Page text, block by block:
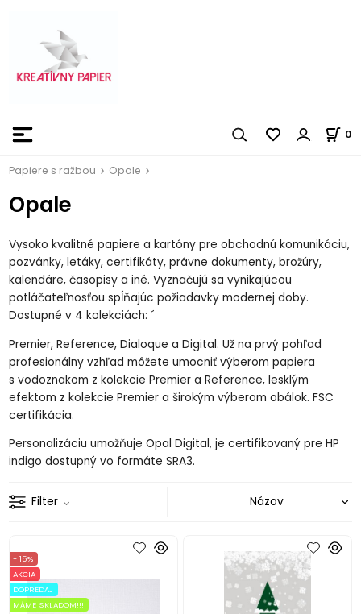
0
Papiere s ražbou Opale
Opale
Vysoko kvalitné papiere a kartóny pre obchodnú komunikáciu,
pozvánky, letáky, certifikáty, právne dokumenty, brožúry,
kalendáre, časopisy a iné. Vyznačujú sa vynikajúcou
potláčateľnosťou spĺňajúc požiadavky modernej doby.
Dostupné v 4 kolekciách: ´
Premier, Reference, Dialoque a Digital. Už na prvý pohľad
profesionálny vzhľad môžete umocniť výberom papiera
s vodoznakom z kolekcie Premier a Reference, lesklým
efektom z kolekcie Premier a širokým výberom obálok. FSC
certifikácia.
Personalizáciu umožňuje Opal Digital, je certifikovaný pre HP
indigo dostupný vo formáte SRA3.
Filter
- 15%
AKCIA
DOPREDAJ
MÁME SKLADOM!!!